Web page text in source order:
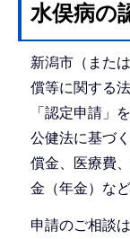
水俣病の
新潟市（また
償等に関する
「認定申請」
公健法に基づ
償金、医療費
金（年金）な
申請のご相談